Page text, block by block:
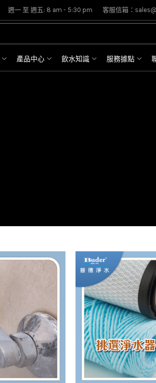
週一 至 週五: 8 am - 5:30 pm 客服信箱：
產品中心 飲水知識 服務據點